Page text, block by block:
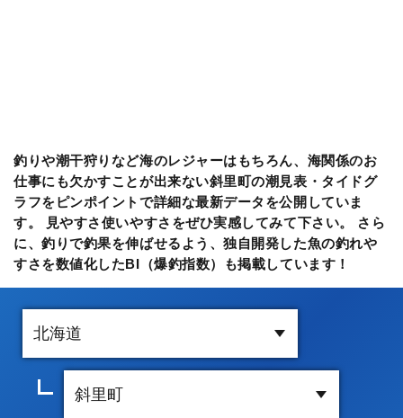
釣りや潮干狩りなど海のレジャーはもちろん、海関係のお
仕事にも欠かすことが出来ない斜里町の潮見表・タイドグ
ラフをピンポイントで詳細な最新データを公開していま
す。 見やすさ使いやすさをぜひ実感してみて下さい。 さら
に、釣りで釣果を伸ばせるよう、独自開発した魚の釣れや
すさを数値化したBI（爆釣指数）も掲載しています！